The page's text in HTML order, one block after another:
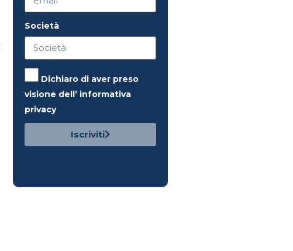
Società
Dichiaro di aver preso
visione dell’ informativa
privacy
Iscriviti